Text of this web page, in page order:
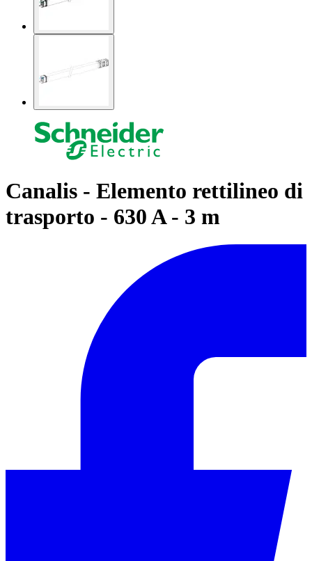
Canalis - Elemento rettilineo di
trasporto - 630 A - 3 m